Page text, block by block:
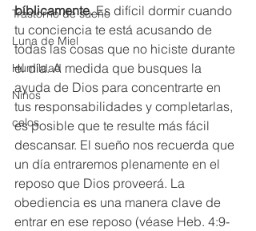
Trastorno de sueño
Luna de Miel
Humildad
Niños
celos
bíblicamente. Es difícil dormir cuando
tu conciencia te está acusando de
todas las cosas que no hiciste durante
el día. A medida que busques la
ayuda de Dios para concentrarte en
tus responsabilidades y completarlas,
es posible que te resulte más fácil
descansar. El sueño nos recuerda que
un día entraremos plenamente en el
reposo que Dios proveerá. La
obediencia es una manera clave de
entrar en ese reposo (véase Heb. 4:9-